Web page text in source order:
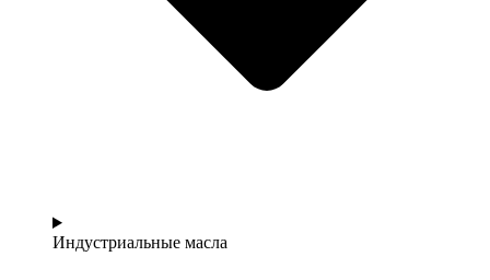
Индустриальные масла